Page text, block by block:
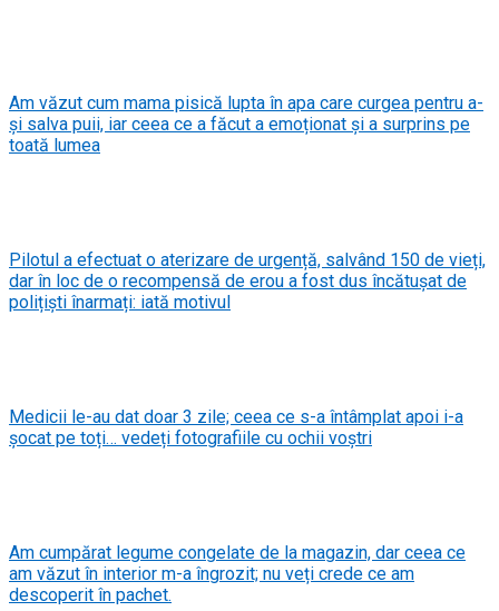
Am văzut cum mama pisică lupta în apa care curgea pentru a-
și salva puii, iar ceea ce a făcut a emoționat și a surprins pe
toată lumea
Pilotul a efectuat o aterizare de urgență, salvând 150 de vieți,
dar în loc de o recompensă de erou a fost dus încătușat de
polițiști înarmați: iată motivul
Medicii le-au dat doar 3 zile; ceea ce s-a întâmplat apoi i-a
șocat pe toți… vedeți fotografiile cu ochii voștri
Am cumpărat legume congelate de la magazin, dar ceea ce
am văzut în interior m-a îngrozit; nu veți crede ce am
descoperit în pachet.